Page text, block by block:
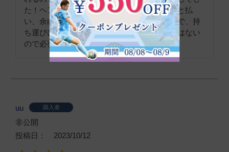
た！ヘアファンデーションは生え際にささっと払
い、余白を埋めています。小さいサイズなので、持
ち運びにも便利ですが、パフやブラシの付属はない
ので必要です。
uu 購入者
非公開
投稿日
2023/10/12